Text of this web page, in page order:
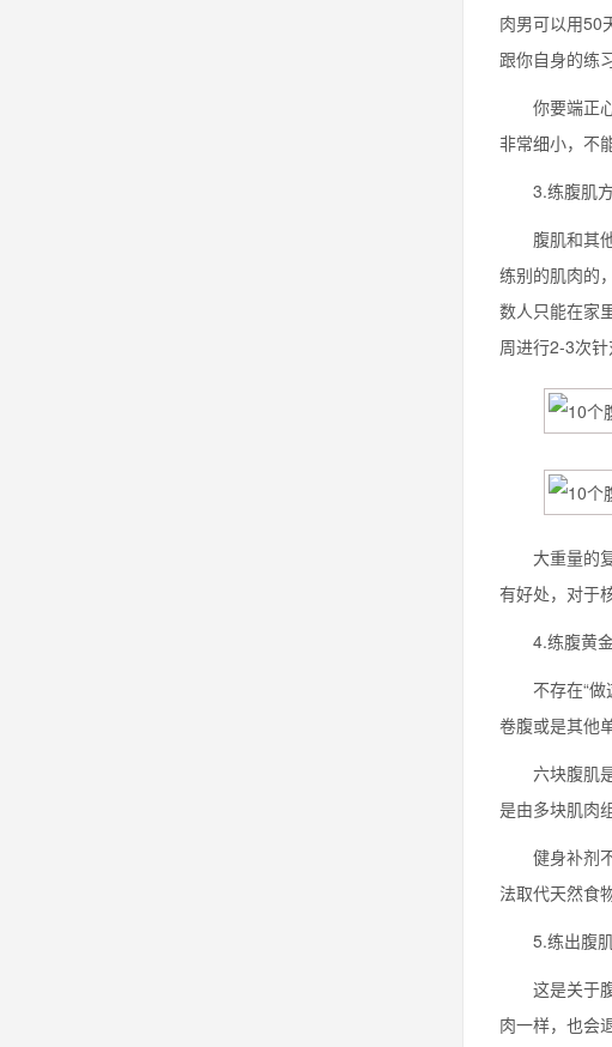
肉男可以用50
跟你自身的练
你要端正心
非常细小，不
3.练腹肌方
腹肌和其他
练别的肌肉的
数人只能在家
周进行2-3次
大重量的复
有好处，对于
4.练腹黄
不存在“做这
卷腹或是其他
六块腹肌是
是由多块肌肉
健身补剂不
法取代天然食
5.练出腹肌
这是关于腹
肉一样，也会